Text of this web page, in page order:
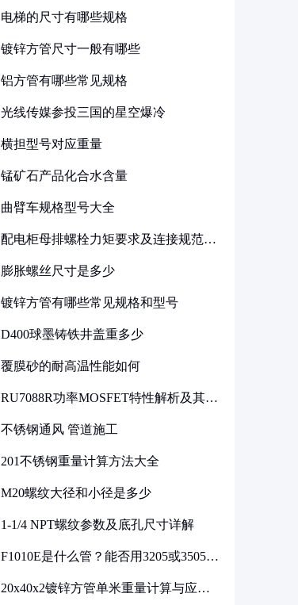
电梯的尺寸有哪些规格
镀锌方管尺寸一般有哪些
铝方管有哪些常见规格
光线传媒参投三国的星空爆冷
横担型号对应重量
锰矿石产品化合水含量
曲臂车规格型号大全
配电柜母排螺栓力矩要求及连接规范详
膨胀螺丝尺寸是多少
镀锌方管有哪些常见规格和型号
D400球墨铸铁井盖重多少
覆膜砂的耐高温性能如何
RU7088R功率MOSFET特性解析及其在
不锈钢通风 管道施工
201不锈钢重量计算方法大全
M20螺纹大径和小径是多少
1-1/4 NPT螺纹参数及底孔尺寸详解
F1010E是什么管？能否用3205或3505代
20x40x2镀锌方管单米重量计算与应用